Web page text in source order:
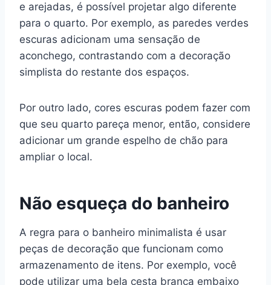
e arejadas, é possível projetar algo diferente
para o quarto. Por exemplo, as paredes verdes
escuras adicionam uma sensação de
aconchego, contrastando com a decoração
simplista do restante dos espaços.
Por outro lado, cores escuras podem fazer com
que seu quarto pareça menor, então, considere
adicionar um grande espelho de chão para
ampliar o local.
Não esqueça do banheiro
A regra para o banheiro minimalista é usar
peças de decoração que funcionam como
armazenamento de itens. Por exemplo, você
pode utilizar uma bela cesta branca embaixo